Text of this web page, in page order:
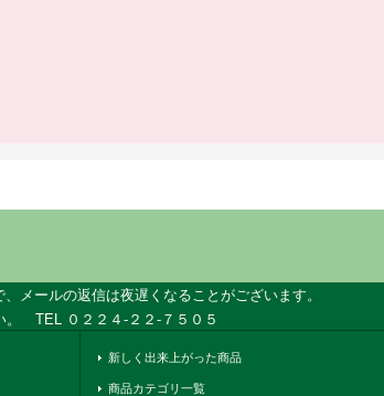
メールの返信は夜遅くなることがございます。
。 TEL ０２２４-２２-７５０５
新しく出来上がった商品
商品カテゴリ一覧